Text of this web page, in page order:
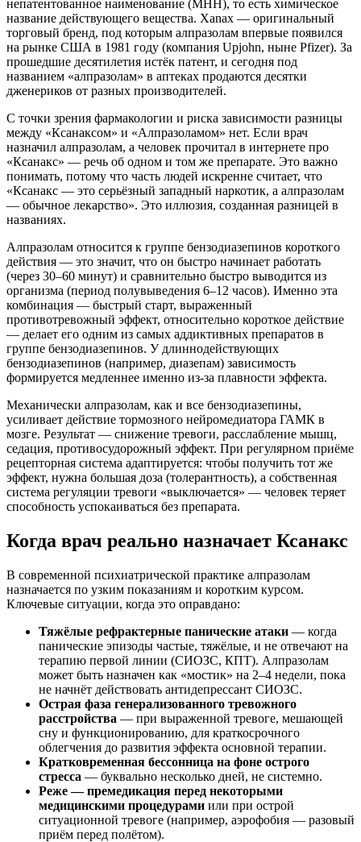
непатентованное наименование (МНН), то есть химическое
название действующего вещества. Xanax — оригинальный
торговый бренд, под которым алпразолам впервые появился
на рынке США в 1981 году (компания Upjohn, ныне Pfizer). За
прошедшие десятилетия истёк патент, и сегодня под
названием «алпразолам» в аптеках продаются десятки
дженериков от разных производителей.
С точки зрения фармакологии и риска зависимости разницы
между «Ксанаксом» и «Алпразоламом» нет. Если врач
назначил алпразолам, а человек прочитал в интернете про
«Ксанакс» — речь об одном и том же препарате. Это важно
понимать, потому что часть людей искренне считает, что
«Ксанакс — это серьёзный западный наркотик, а алпразолам
— обычное лекарство». Это иллюзия, созданная разницей в
названиях.
Алпразолам относится к группе бензодиазепинов короткого
действия — это значит, что он быстро начинает работать
(через 30–60 минут) и сравнительно быстро выводится из
организма (период полувыведения 6–12 часов). Именно эта
комбинация — быстрый старт, выраженный
противотревожный эффект, относительно короткое действие
— делает его одним из самых аддиктивных препаратов в
группе бензодиазепинов. У длиннодействующих
бензодиазепинов (например, диазепам) зависимость
формируется медленнее именно из-за плавности эффекта.
Механически алпразолам, как и все бензодиазепины,
усиливает действие тормозного нейромедиатора ГАМК в
мозге. Результат — снижение тревоги, расслабление мышц,
седация, противосудорожный эффект. При регулярном приёме
рецепторная система адаптируется: чтобы получить тот же
эффект, нужна большая доза (толерантность), а собственная
система регуляции тревоги «выключается» — человек теряет
способность успокаиваться без препарата.
Когда врач реально назначает Ксанакс
В современной психиатрической практике алпразолам
назначается по узким показаниям и коротким курсом.
Ключевые ситуации, когда это оправдано:
Тяжёлые рефрактерные панические атаки — когда
панические эпизоды частые, тяжёлые, и не отвечают на
терапию первой линии (СИОЗС, КПТ). Алпразолам
может быть назначен как «мостик» на 2–4 недели, пока
не начнёт действовать антидепрессант СИОЗС.
Острая фаза генерализованного тревожного
расстройства — при выраженной тревоге, мешающей
сну и функционированию, для краткосрочного
облегчения до развития эффекта основной терапии.
Кратковременная бессонница на фоне острого
стресса — буквально несколько дней, не системно.
Реже — премедикация перед некоторыми
медицинскими процедурами или при острой
ситуационной тревоге (например, аэрофобия — разовый
приём перед полётом).